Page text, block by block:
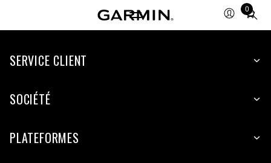
0
Total
items
cart:
SERVICE CLIENT
SOCIÉTÉ
PLATEFORMES